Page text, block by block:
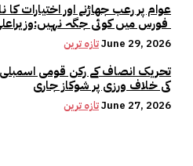
عوام پر رعب جھاڑنے اور اختیارات کا
تازہ ترینJune 29, 2026
تحریک انصاف کے رکن قومی اسمبلی
کی خلاف ورزی پر شوکاز جاری
تازہ ترینJune 27, 2026